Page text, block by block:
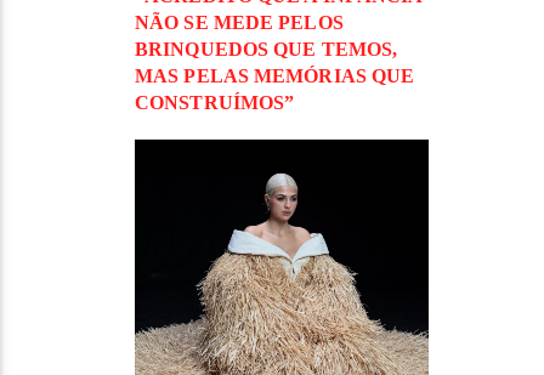
NÃO SE MEDE PELOS
BRINQUEDOS QUE TEMOS,
MAS PELAS MEMÓRIAS QUE
CONSTRUÍMOS”